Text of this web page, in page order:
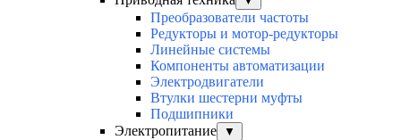
Преобразователи частоты
Редукторы и мотор-редукторы
Линейные системы
Компоненты автоматизации
Электродвигатели
Втулки шестерни муфты
Подшипники
Электропитание
▼